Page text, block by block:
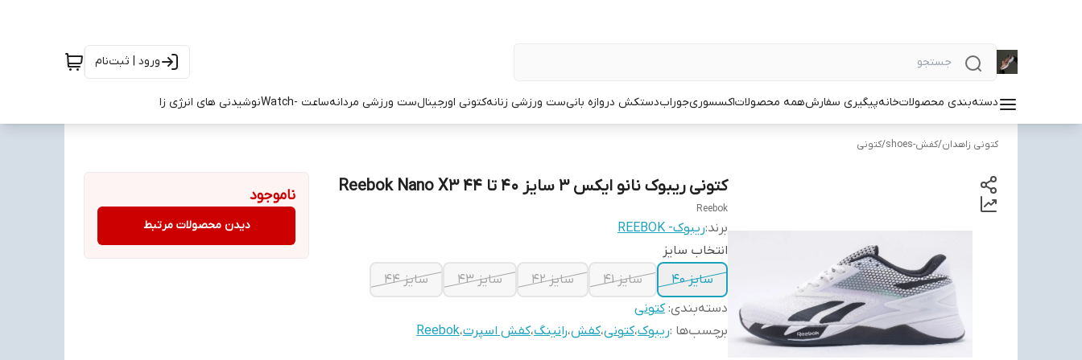
ورود | ثبت‌نام
دسته‌بندی محصولاتخانهپیگیری سفارشهمه محصولاتاکسسوریجورابدستکش دروازه بانیست ورزشی زنانهکتونی اورجینالست ورزشی مردانهساعت -Watch نوشیدنی های انرژی زا
کتونی زاهدان/کفش-shoes /کتونی
کتونی ریبوک نانو ایکس 3 سایز ۴۰ تا ۴۴ Reebok Nano X3
Reebok
برند:ریبوک- REEBOK
انتخاب سایز
سایز ۴۰
سایز ۴۱ سایز ۴۲ سایز ۴۳
سایز ۴۴
دسته‌بندی:کتونی
برچسب‌ها :ریبوک،کتونی،کفش،رانینگ،کفش اسپرت،Reebok
ناموجود
دیدن محصولات مرتبط